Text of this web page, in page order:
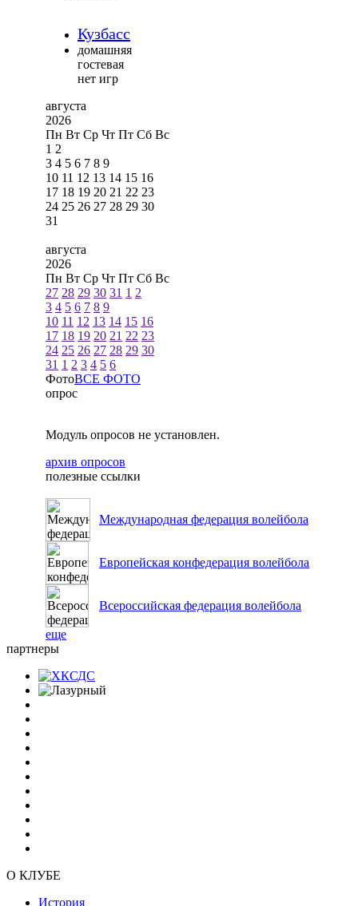
Кузбасс
домашняя
гостевая
нет игр
августа
2026
Пн Вт Ср Чт Пт Сб Вс
1 2
3 4 5 6 7 8 9
10 11 12 13 14 15 16
17 18 19 20 21 22 23
24 25 26 27 28 29 30
31
августа
2026
Пн Вт Ср Чт Пт Сб Вс
27 28 29 30 31 1 2
3 4 5 6 7 8 9
10 11 12 13 14 15 16
17 18 19 20 21 22 23
24 25 26 27 28 29 30
31 1 2 3 4 5 6
ФотоВСЕ ФОТО
опрос
Модуль опросов не установлен.
архив опросов
полезные ссылки
Международная федерация волейбола
Европейская конфедерация волейбола
Всероссийская федерация волейбола
еще
партнеры
О КЛУБЕ
История